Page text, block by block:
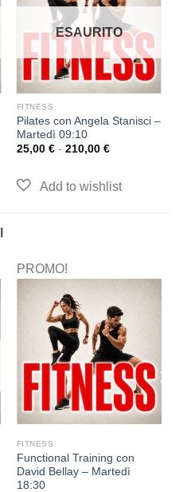
ESAURITO
FITNESS
Pilates con Angela Stanisci –
Martedì 09:10
25,00 € - 210,00 €
PROMO!
FITNESS
Functional Training con
David Bellay – Martedì
18:30